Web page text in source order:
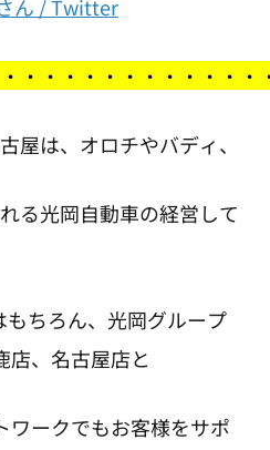
ん / Twitter
・・・・・・・・・・・
屋は、オロチやバディ、
る光岡自動車の経営して
ちろん、光岡グループ
店、名古屋店と
ワークでもお客様をサポ